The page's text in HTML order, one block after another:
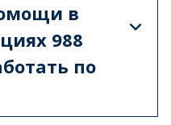
в
988
по